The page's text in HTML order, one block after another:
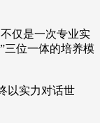
仅是一次专业实
三位一体的培养模
以实力对话世